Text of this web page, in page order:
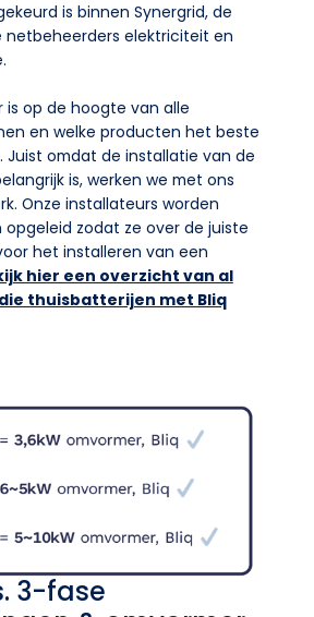
is binnen Synergrid, de
netbeheerders elektriciteit en
is op de hoogte van alle
en welke producten het beste
Juist omdat de installatie van de
is, werken we met ons
Onze installateurs worden
zodat ze over de juiste
het installeren van een
hier een overzicht van al
thuisbatterijen met Bliq
3-fase